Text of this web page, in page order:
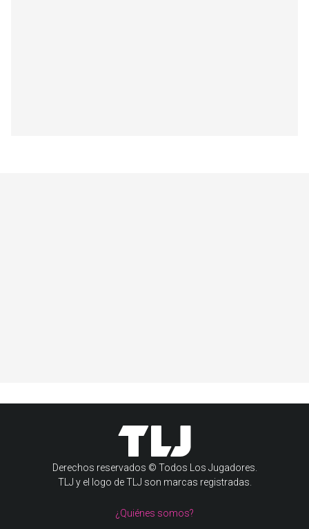
Derechos reservados © Todos Los Jugadores.
TLJ y el logo de TLJ son marcas registradas.
¿Quiénes somos?